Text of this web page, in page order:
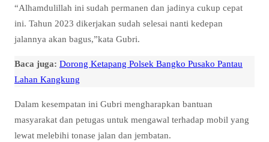
“Alhamdulillah ini sudah permanen dan jadinya cukup cepat
ini. Tahun 2023 dikerjakan sudah selesai nanti kedepan
jalannya akan bagus,”kata Gubri.
Baca juga: Dorong Ketapang Polsek Bangko Pusako Pantau
Lahan Kangkung
Dalam kesempatan ini Gubri mengharapkan bantuan
masyarakat dan petugas untuk mengawal terhadap mobil yang
lewat melebihi tonase jalan dan jembatan.